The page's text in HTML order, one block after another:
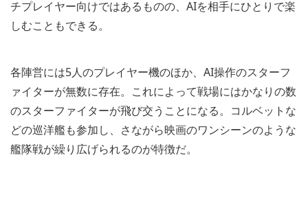
チプレイヤー向けではあるものの、AIを相手にひとりで楽
しむこともできる。
各陣営には5人のプレイヤー機のほか、AI操作のスターフ
ァイターが無数に存在。これによって戦場にはかなりの数
のスターファイターが飛び交うことになる。コルベットな
どの巡洋艦も参加し、さながら映画のワンシーンのような
艦隊戦が繰り広げられるのが特徴だ。